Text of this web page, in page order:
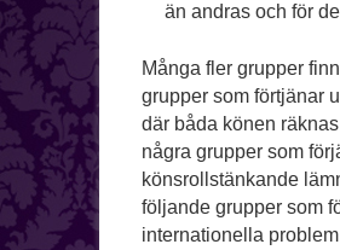
än andras och för
Många fler grupper
grupper som förtjänar
där båda könen
några grupper som
könsrollstänkande
följande grupper som
internationella